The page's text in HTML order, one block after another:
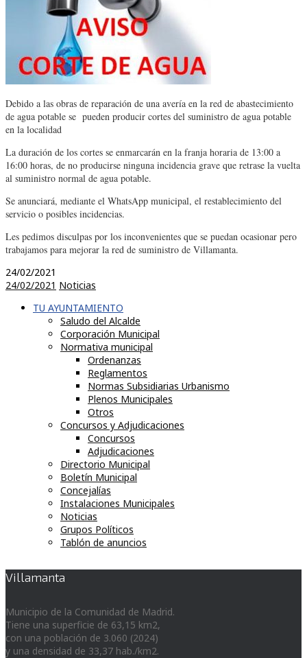
Debido a las obras de reparación de una avería en la red de abastecimiento
de agua potable se pueden producir cortes del suministro de agua potable
en la localidad
La duración de los cortes se enmarcarán en la franja horaria de 13:00 a
16:00 horas, de no producirse ninguna incidencia grave que retrase la vuelta
al suministro normal de agua potable.
Se anunciará, mediante el WhatsApp municipal, el restablecimiento del
servicio o posibles incidencias.
Les pedimos disculpas por los inconvenientes que se puedan ocasionar pero
trabajamos para mejorar la red de suministro de Villamanta.
24/02/2021
24/02/2021 Noticias
TU AYUNTAMIENTO
Saludo del Alcalde
Corporación Municipal
Normativa municipal
Ordenanzas
Reglamentos
Normas Subsidiarias Urbanismo
Plenos Municipales
Otros
Concursos y Adjudicaciones
Concursos
Adjudicaciones
Directorio Municipal
Boletín Municipal
Concejalías
Instalaciones Municipales
Noticias
Grupos Políticos
Tablón de anuncios
Villamanta
Municipio de la Comunidad de Madrid.
Tiene una superficie de 63,15 km2,
con una población de 3.060 (2024)
y una densidad de 33,37 hab./km2.